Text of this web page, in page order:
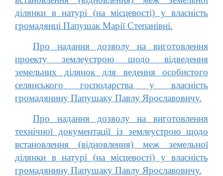
ділянки в натурі (на місцевості) у власність
громадянці Папушак Марії Степанівні.
Про надання дозволу на виготовлення
проекту землеустрою щодо відведення
земельних ділянок для ведення особистого
селянського господарства у власність
громадянину Папушаку Павлу Ярославовичу.
Про надання дозволу на виготовлення
технічної документації із землеустрою щодо
встановлення (відновлення) меж земельної
ділянки в натурі (на місцевості) у власність
громадянину Папушаку Павлу Ярославовичу.